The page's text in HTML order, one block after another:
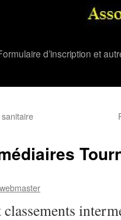
d’inscription et
webmaster